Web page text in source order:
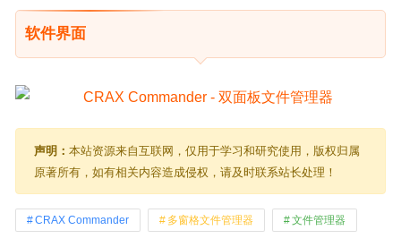
软件界面
声明： 本站资源来自互联网，仅用于学习和研究使用，版权归属
原著所有，如有相关内容造成侵权，请及时联系站长处理！
CRAX Commander 多窗格文件管理器 文件管理器